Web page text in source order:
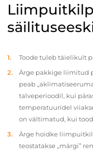
Toode tuleb täielikult
Ärge pakkige liimitud
peab
talveperioodil, kui
temperatuuridel
on vältimatud, kui
Ärge hoidke
teostatakse „märgi”